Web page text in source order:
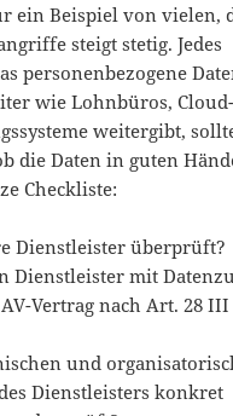
ein Beispiel von vielen,
steigt stetig. Jedes
personenbezogene
wie Lohnbüros,
weitergibt,
die Daten in guten
Checkliste:
Dienstleister überprüft?
Dienstleister mit
Vertrag nach Art. 28
und
Dienstleisters konkret